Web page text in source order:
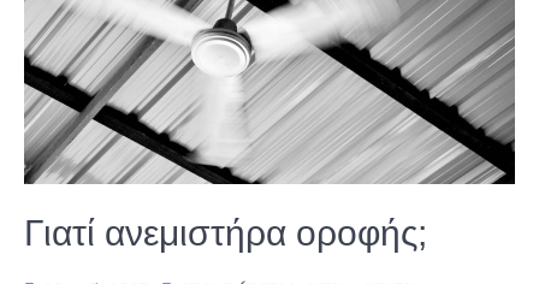
Γιατί ανεμιστήρα οροφής;